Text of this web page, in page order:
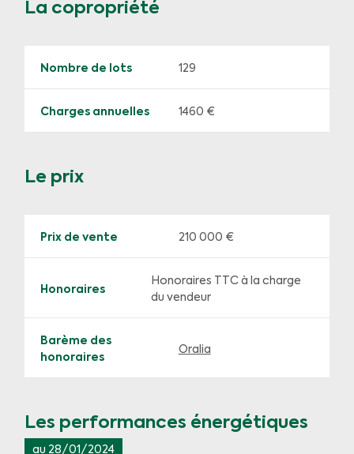
La copropriété
Nombre de lots 129
Charges annuelles 1460 €
Le prix
Prix de vente 210 000 €
Honoraires
Honoraires TTC à la charge
du vendeur
Barème des
honoraires
Oralia
Les performances énergétiques
au 28/01/2024